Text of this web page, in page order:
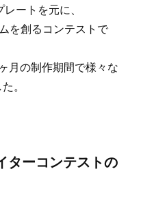
ートを元に、
を創るコンテストで
月の制作期間で様々な
。
ーコンテストの